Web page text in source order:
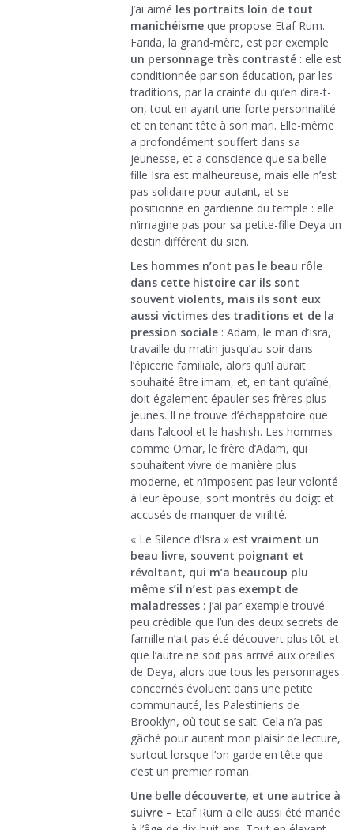
J’ai aimé les portraits loin de tout
manichéisme que propose Etaf Rum.
Farida, la grand-mère, est par exemple
un personnage très contrasté : elle est
conditionnée par son éducation, par les
traditions, par la crainte du qu’en dira-t-
on, tout en ayant une forte personnalité
et en tenant tête à son mari. Elle-même
a profondément souffert dans sa
jeunesse, et a conscience que sa belle-
fille Isra est malheureuse, mais elle n’est
pas solidaire pour autant, et se
positionne en gardienne du temple : elle
n’imagine pas pour sa petite-fille Deya un
destin différent du sien.
Les hommes n’ont pas le beau rôle
dans cette histoire car ils sont
souvent violents, mais ils sont eux
aussi victimes des traditions et de la
pression sociale : Adam, le mari d’Isra,
travaille du matin jusqu’au soir dans
l’épicerie familiale, alors qu’il aurait
souhaité être imam, et, en tant qu’aîné,
doit également épauler ses frères plus
jeunes. Il ne trouve d’échappatoire que
dans l’alcool et le hashish. Les hommes
comme Omar, le frère d’Adam, qui
souhaitent vivre de manière plus
moderne, et n’imposent pas leur volonté
à leur épouse, sont montrés du doigt et
accusés de manquer de virilité.
« Le Silence d’Isra » est vraiment un
beau livre, souvent poignant et
révoltant, qui m’a beaucoup plu
même s’il n’est pas exempt de
maladresses : j’ai par exemple trouvé
peu crédible que l’un des deux secrets de
famille n’ait pas été découvert plus tôt et
que l’autre ne soit pas arrivé aux oreilles
de Deya, alors que tous les personnages
concernés évoluent dans une petite
communauté, les Palestiniens de
Brooklyn, où tout se sait. Cela n’a pas
gâché pour autant mon plaisir de lecture,
surtout lorsque l’on garde en tête que
c’est un premier roman.
Une belle découverte, et une autrice à
suivre – Etaf Rum a elle aussi été mariée